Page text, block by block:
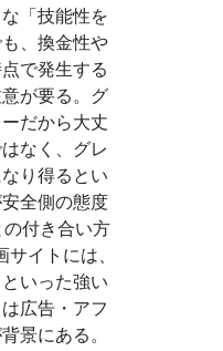
「技能性を
、換金性や
で発生する
が要る。グ
だから大丈
なく、グレ
り得るとい
全側の態度
付き合い方
サイトには、
といった強い
広告・アフ
景にある。